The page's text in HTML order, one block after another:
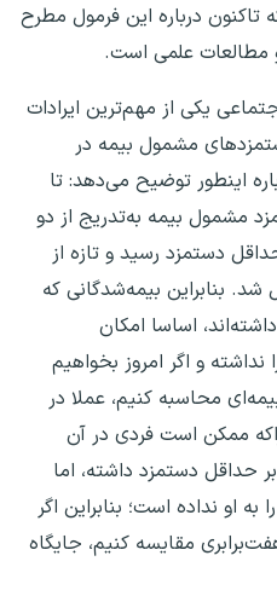
تاکنون درباره این فرمول مطرح
مطالعات علمی است.
یکی از مهم‌ترین ایرادات
مشمول بیمه در
اینطور توضیح می‌دهد: تا
سقف دستمزد مشمول بیمه به‌تدریج از دو
دستمزد رسید و تازه از
شد. بنابراین بیمه‌شدگانی که
۸۷ اشتغال داشته‌اند، اساسا امکان
و اگر امروز بخواهیم
محاسبه کنیم، عملا در
ممکن است فردی در آن
حداقل دستمزد داشته، اما
به او نداده است؛ بنابراین اگر
مقایسه کنیم، جایگاه